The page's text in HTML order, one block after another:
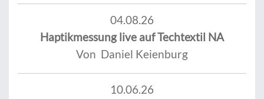
04.08.26
Haptikmessung live auf Techtextil NA
Von Daniel Keienburg
10.06.26